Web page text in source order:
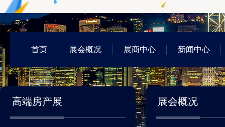
首页 展会概况 展商中心 新闻中心
高端房产展 展会概况